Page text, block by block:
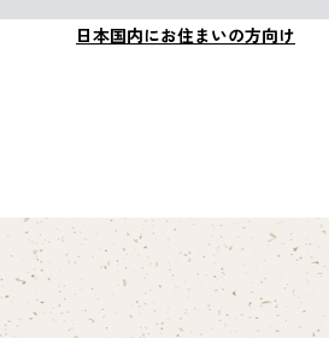
日本国内にお住まいの方向け